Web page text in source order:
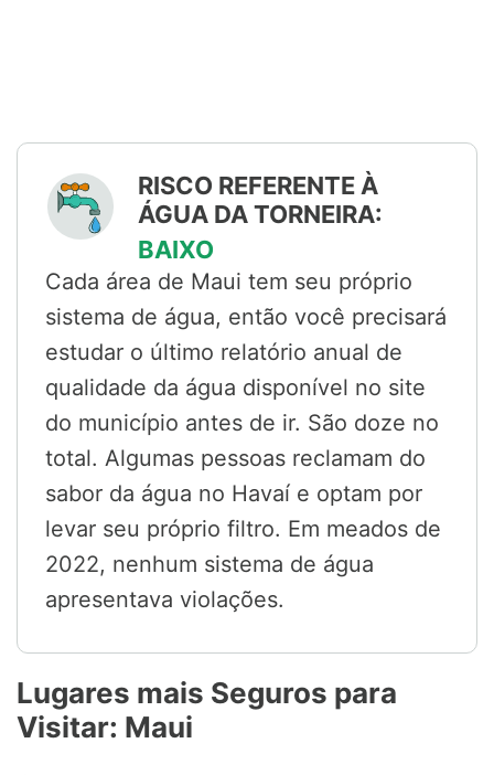
RISCO REFERENTE À
ÁGUA DA TORNEIRA:
BAIXO
Cada área de Maui tem seu próprio
sistema de água, então você precisará
estudar o último relatório anual de
qualidade da água disponível no site
do município antes de ir. São doze no
total. Algumas pessoas reclamam do
sabor da água no Havaí e optam por
levar seu próprio filtro. Em meados de
2022, nenhum sistema de água
apresentava violações.
Lugares mais Seguros para
Visitar: Maui